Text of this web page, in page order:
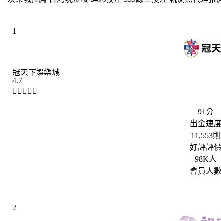
1
冠天下娛樂城
4.7
    
91分
出金速度
11,553則
好評評價
98K人
會員人數
2